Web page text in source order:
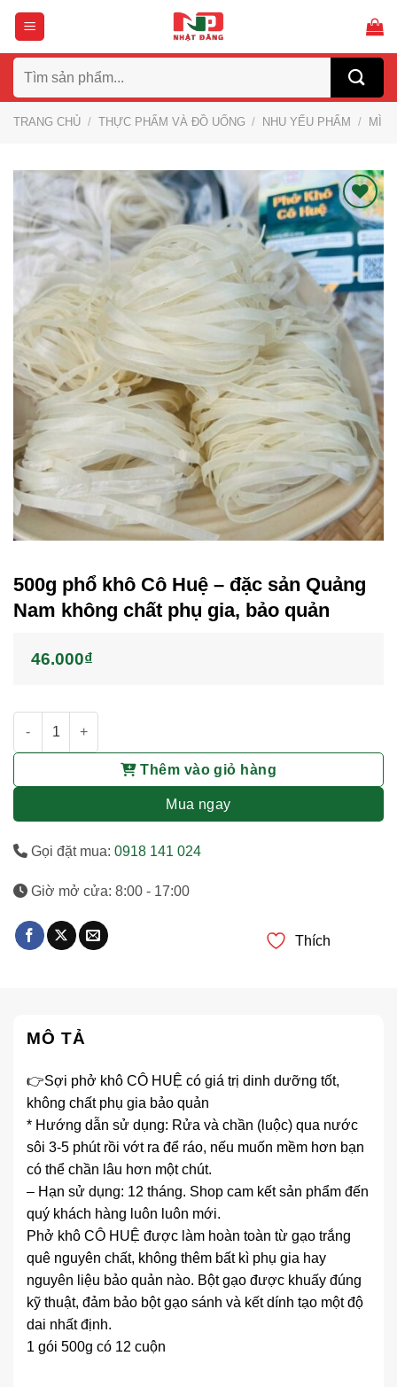
Bỏ
nội
dung
kiếm:
TRANG CHỦ / THỰC PHẨM VÀ ĐỒ UỐNG / NHU YẾU PHẨM / MÌ
Thích
500g phổ khô Cô Huệ – đặc sản Quảng
Nam không chất phụ gia, bảo quản
46.000₫
Thêm vào giỏ hàng
Mua ngay
Gọi đặt mua: 0918 141 024
Giờ mở cửa: 8:00 - 17:00
Thích
MÔ TẢ
👉Sợi phở khô CÔ HUỆ có giá trị dinh dưỡng tốt,
không chất phụ gia bảo quản
* Hướng dẫn sử dụng: Rửa và chần (luộc) qua nước
sôi 3-5 phút rồi vớt ra để ráo, nếu muốn mềm hơn bạn
có thể chần lâu hơn một chút.
– Hạn sử dụng: 12 tháng. Shop cam kết sản phẩm đến
quý khách hàng luôn luôn mới.
Phở khô CÔ HUỆ được làm hoàn toàn từ gạo trắng
quê nguyên chất, không thêm bất kì phụ gia hay
nguyên liệu bảo quản nào. Bột gạo được khuấy đúng
kỹ thuật, đảm bảo bột gạo sánh và kết dính tạo một độ
dai nhất định.
1 gói 500g có 12 cuộn